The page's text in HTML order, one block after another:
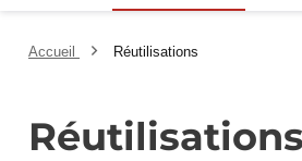
Accueil Réutilisations
Réutilisations